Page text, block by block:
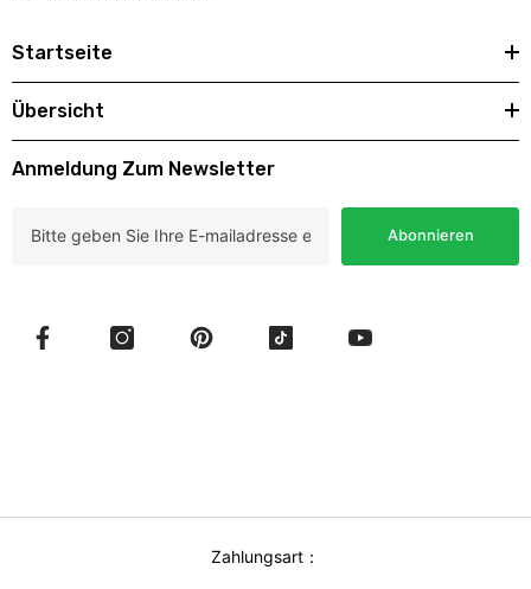
Startseite
Übersicht
Anmeldung Zum Newsletter
Abonnieren
Zahlungsart：